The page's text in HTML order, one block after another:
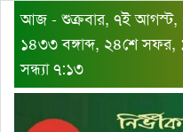
আজ - শুক্রবার, ৭ই আগস্ট,
১৪৩৩ বঙ্গাব্দ, ২৪শে সফর,
সন্ধ্যা ৭:১৩